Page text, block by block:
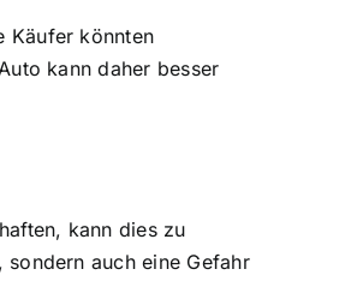
Käufer könnten
kann daher besser
kann dies zu
auch eine Gefahr